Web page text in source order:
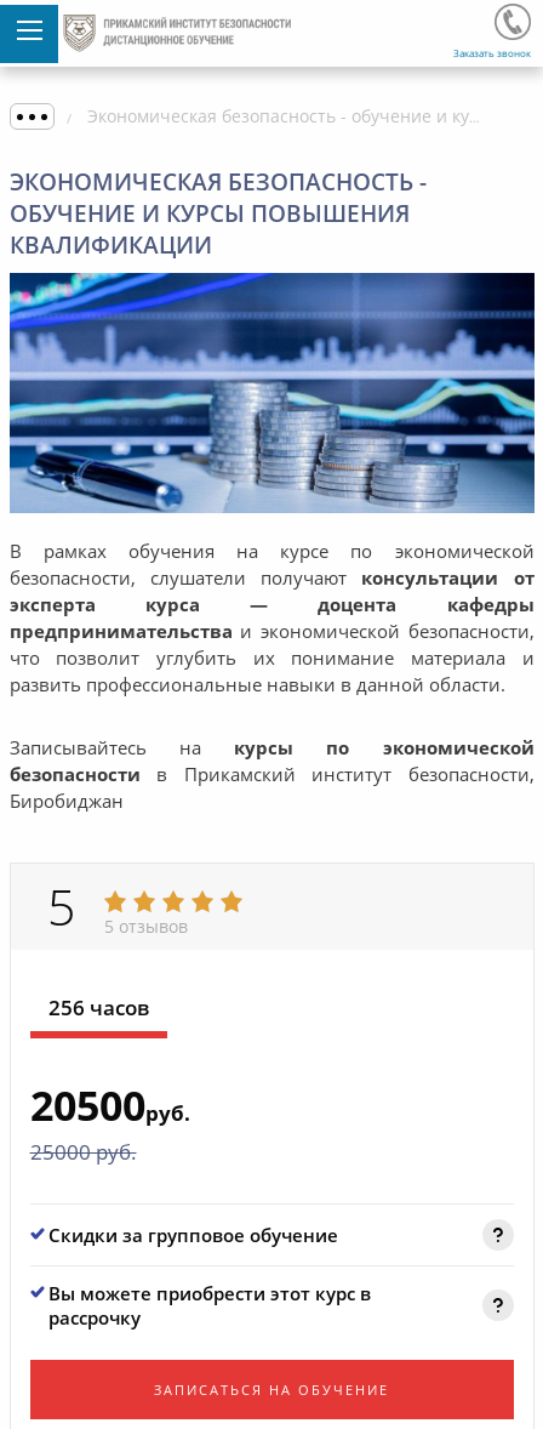
Заказать звонок
Экономическая безопасность - обучение и курсы повышения квалификации
ЭКОНОМИЧЕСКАЯ БЕЗОПАСНОСТЬ -
ОБУЧЕНИЕ И КУРСЫ ПОВЫШЕНИЯ
КВАЛИФИКАЦИИ
В рамках обучения на курсе по экономической
безопасности, слушатели получают консультации от
эксперта курса — доцента кафедры
предпринимательства и экономической безопасности,
что позволит углубить их понимание материала и
развить профессиональные навыки в данной области.
Записывайтесь на курсы по экономической
безопасности в Прикамский институт безопасности,
Биробиджан
5 5 отзывов
256 часов
20500руб.
25000 руб.
Скидки за групповое обучение
Вы можете приобрести этот курс в
рассрочку
ЗАПИСАТЬСЯ НА ОБУЧЕНИЕ